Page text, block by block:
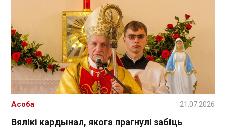
Вялікі кардынал, якога прагнулі забіць
Асоба 21.07.2026